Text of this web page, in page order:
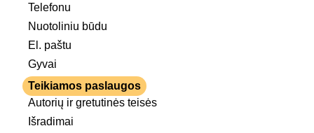
Telefonu
Nuotoliniu būdu
El. paštu
Gyvai
Teikiamos paslaugos
Autorių ir gretutinės teisės
Išradimai